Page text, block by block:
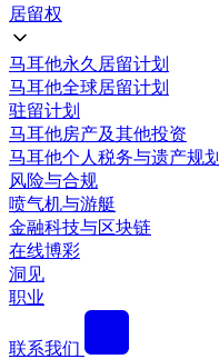
居留权
马耳他永久居留计划
马耳他全球居留计划
驻留计划
马耳他房产及其他投资
马耳他个人税务与遗产规划
风险与合规
喷气机与游艇
金融科技与区块链
在线博彩
洞见
职业
联系我们